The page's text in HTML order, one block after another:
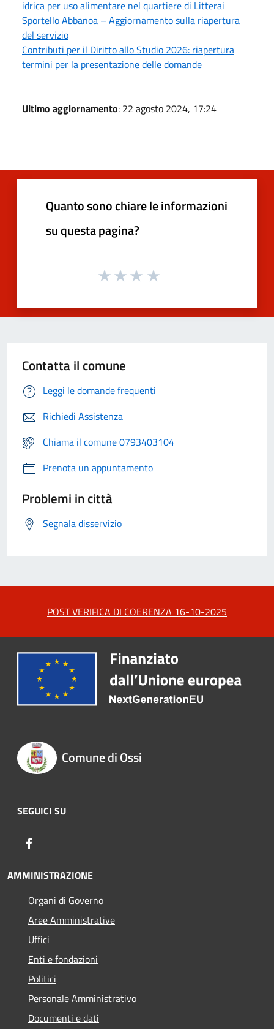
idrica per uso alimentare nel quartiere di Litterai
Sportello Abbanoa – Aggiornamento sulla riapertura
del servizio
Contributi per il Diritto allo Studio 2026: riapertura
termini per la presentazione delle domande
Ultimo aggiornamento: 22 agosto 2024, 17:24
Quanto sono chiare le informazioni
su questa pagina?
Contatta il comune
Leggi le domande frequenti
Richiedi Assistenza
Chiama il comune 0793403104
Prenota un appuntamento
Problemi in città
Segnala disservizio
POST VERIFICA DI COERENZA 16-10-2025
Comune di Ossi
SEGUICI SU
AMMINISTRAZIONE
Organi di Governo
Aree Amministrative
Uffici
Enti e fondazioni
Politici
Personale Amministrativo
Documenti e dati